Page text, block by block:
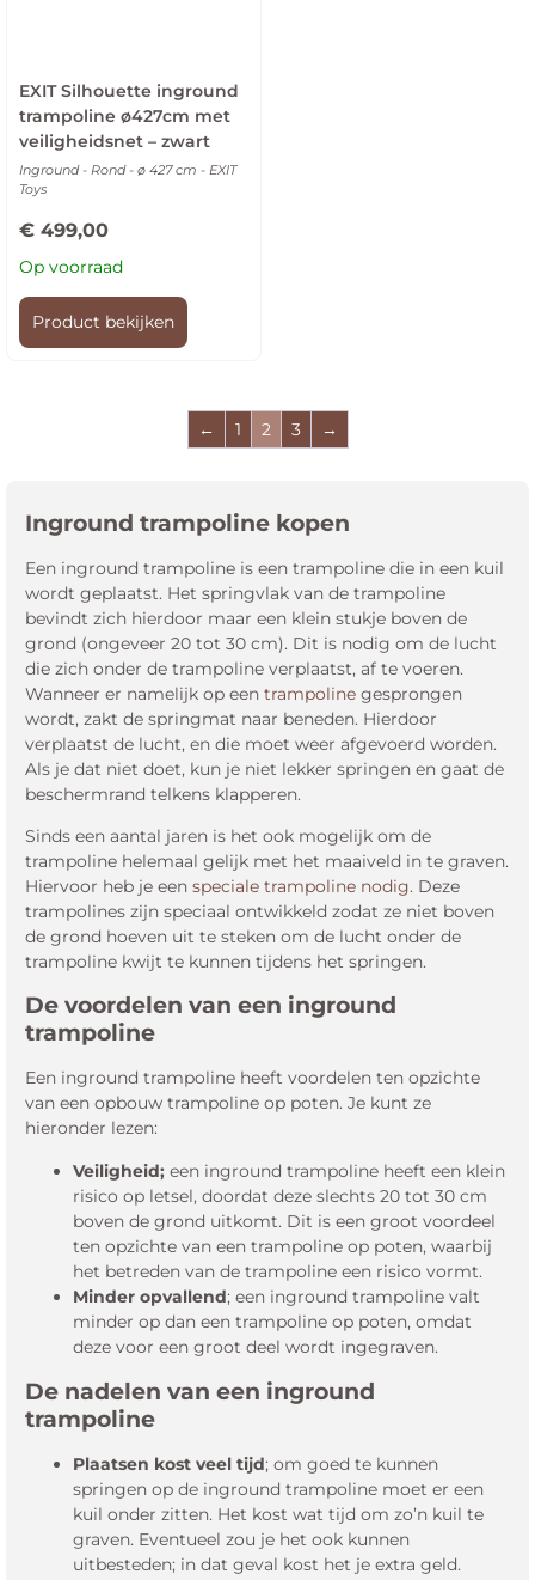
EXIT Silhouette inground
trampoline ø427cm met
veiligheidsnet – zwart
Inground - Rond - ø 427 cm - EXIT
Toys
€ 499,00
Op voorraad
Product bekijken
← 1 2 3 →
Inground trampoline kopen
Een inground trampoline is een trampoline die in een kuil
wordt geplaatst. Het springvlak van de trampoline
bevindt zich hierdoor maar een klein stukje boven de
grond (ongeveer 20 tot 30 cm). Dit is nodig om de lucht
die zich onder de trampoline verplaatst, af te voeren.
Wanneer er namelijk op een trampoline gesprongen
wordt, zakt de springmat naar beneden. Hierdoor
verplaatst de lucht, en die moet weer afgevoerd worden.
Als je dat niet doet, kun je niet lekker springen en gaat de
beschermrand telkens klapperen.
Sinds een aantal jaren is het ook mogelijk om de
trampoline helemaal gelijk met het maaiveld in te graven.
Hiervoor heb je een speciale trampoline nodig. Deze
trampolines zijn speciaal ontwikkeld zodat ze niet boven
de grond hoeven uit te steken om de lucht onder de
trampoline kwijt te kunnen tijdens het springen.
De voordelen van een inground
trampoline
Een inground trampoline heeft voordelen ten opzichte
van een opbouw trampoline op poten. Je kunt ze
hieronder lezen:
Veiligheid; een inground trampoline heeft een klein
risico op letsel, doordat deze slechts 20 tot 30 cm
boven de grond uitkomt. Dit is een groot voordeel
ten opzichte van een trampoline op poten, waarbij
het betreden van de trampoline een risico vormt.
Minder opvallend; een inground trampoline valt
minder op dan een trampoline op poten, omdat
deze voor een groot deel wordt ingegraven.
De nadelen van een inground
trampoline
Plaatsen kost veel tijd; om goed te kunnen
springen op de inground trampoline moet er een
kuil onder zitten. Het kost wat tijd om zo’n kuil te
graven. Eventueel zou je het ook kunnen
uitbesteden; in dat geval kost het je extra geld.